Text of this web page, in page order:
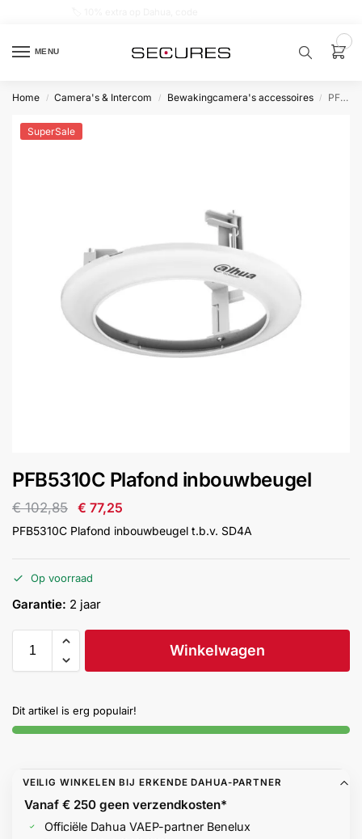
MENU
product…
Alarm
samenstellen
&
Intercom
Inbraakbeveiliging
Merken
Help &
Home / Camera's & Intercom / Bewakingcamera's accessoires / PFB5310C Plafond inbouwbeugel
SuperSale
PFB5310C Plafond inbouwbeugel
€102,85 € 77,25
PFB5310C Plafond inbouwbeugel t.b.v. SD4A
Op voorraad
Garantie: 2 jaar
Winkelwagen
Dit artikel is erg populair!
VEILIG WINKELEN BIJ ERKENDE DAHUA-PARTNER
Vanaf € 250 geenverzendkosten*
Officiële Dahua VAEP-partner Benelux